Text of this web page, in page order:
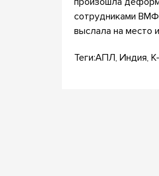
сотрудниками ВМФ
выслала на место
Теги:АПЛ, Индия,